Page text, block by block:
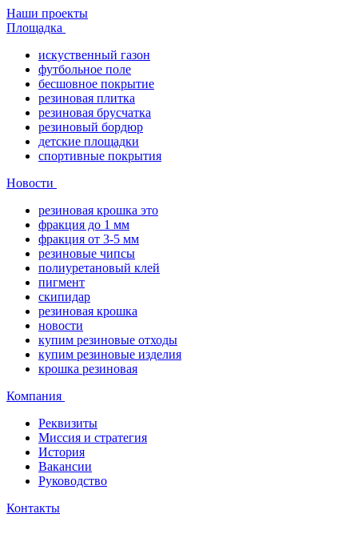
Наши проекты
Площадка
искуственный газон
футбольное поле
бесшовное покрытие
резиновая плитка
резиновая брусчатка
резиновый бордюр
детские площадки
спортивные покрытия
Новости
резиновая крошка это
фракция до 1 мм
фракция от 3-5 мм
резиновые чипсы
полиуретановый клей
пигмент
скипидар
резиновая крошка
новости
купим резиновые отходы
купим резиновые изделия
крошка резиновая
Компания
Реквизиты
Миссия и стратегия
История
Вакансии
Руководство
Контакты